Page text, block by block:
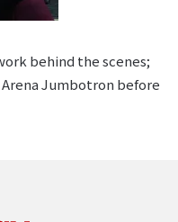
behind the scenes;
Jumbotron before